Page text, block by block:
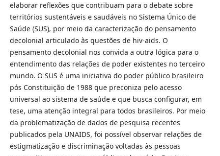
elaborar reflexões que contribuam para o debate sobre
territórios sustentáveis e saudáveis no Sistema Único de
Saúde (SUS), por meio da caracterização do pensamento
decolonial articulado às questões de hiv-aids. O
pensamento decolonial nos convida a outra lógica para o
entendimento das relações de poder existentes no terceiro
mundo. O SUS é uma iniciativa do poder público brasileiro
pós Constituição de 1988 que preconiza pelo acesso
universal ao sistema de saúde e que busca configurar, em
tese, uma atenção integral para todos brasileiros. Por meio
da problematização de dados de pesquisa recentes
publicados pela UNAIDS, foi possível observar relações de
estigmatização e discriminação voltadas às pessoas